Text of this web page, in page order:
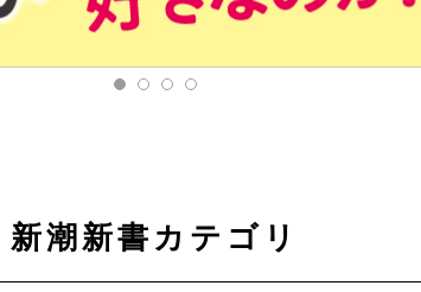
新潮新書カテゴリ